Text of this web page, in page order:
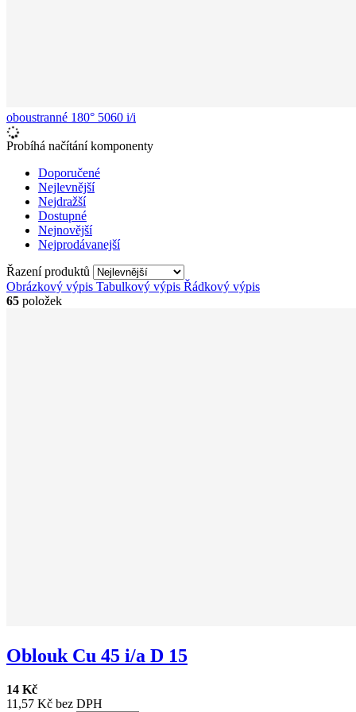
oboustranné 180° 5060 i/i
Probíhá načítání komponenty
Doporučené
Nejlevnější
Nejdražší
Dostupné
Nejnovější
Nejprodávanejší
Řazení produktů
Obrázkový výpis Tabulkový výpis Řádkový výpis
65 položek
Oblouk Cu 45 i/a D 15
14 Kč
11,57 Kč bez DPH